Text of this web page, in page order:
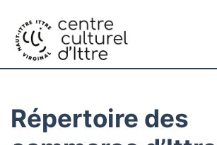
Répertoire des